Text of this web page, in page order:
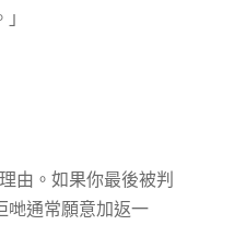
由。如果你最後被判
哋通常願意加返一